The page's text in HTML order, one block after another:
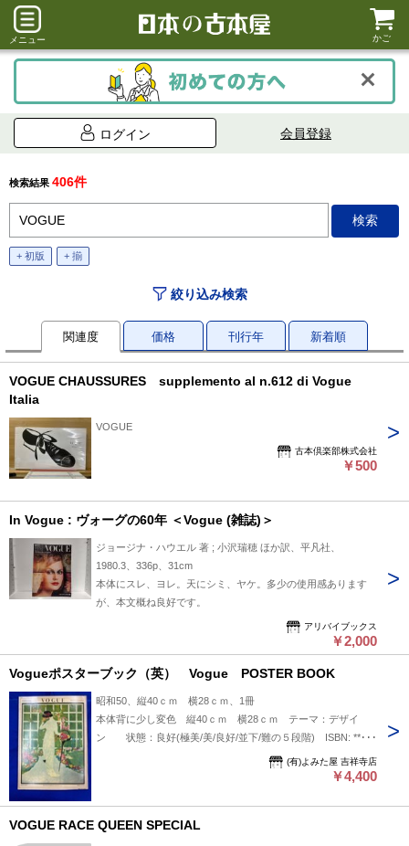
メニュー かご
ログイン 会員登録
検索結果 406件
+ 初版 + 揃
絞り込み検索
関連度 価格 刊行年 新着順
VOGUE CHAUSSURES supplemento al n.612 di Vogue
Italia
VOGUE
古本倶楽部株式会社
￥500
In Vogue : ヴォーグの60年 ＜Vogue (雑誌)＞
ジョージナ・ハウエル 著 ; 小沢瑞穂 ほか訳、平凡社、
1980.3、336p、31cm
本体にスレ、ヨレ。天にシミ、ヤケ。多少の使用感あります
が、本文概ね良好です。
アリバイブックス
￥2,000
Vogueポスターブック（英） Vogue POSTER BOOK
昭和50、縦40ｃｍ 横28ｃｍ、1冊
本体背に少し変色 縦40ｃｍ 横28ｃｍ テーマ：デザイ
ン 状態：良好(極美/美/良好/並下/難の５段階) ISBN: ****
(有)よみた屋 吉祥寺店
￥4,400
VOGUE RACE QUEEN SPECIAL